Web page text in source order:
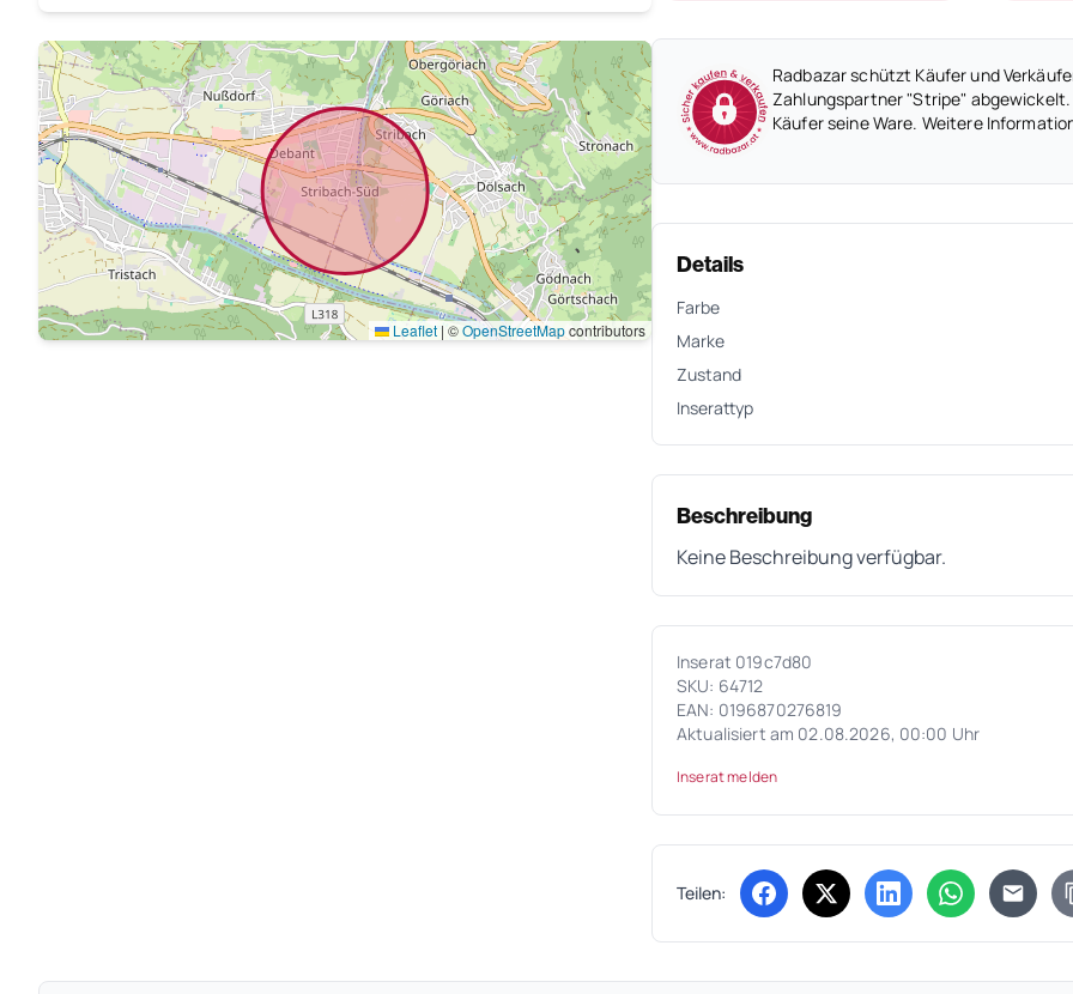
Leaflet | ©OpenStreetMapcontributors
Radbazar schützt Käufer und
Zahlungspartner "Stripe"
Käufer seine Ware. Weitere
Details
Farbe
Marke
Zustand
Inserattyp
Beschreibung
Keine Beschreibung verfügbar.
Inserat 019c7d80
SKU: 64712
EAN: 0196870276819
Aktualisiert am 02.08.2026, 00:00 Uhr
Inserat melden
Teilen: (öffnet in neuem Tab)
(öffnet in neuem Tab)
(öffnet in neuem
(öffnet in